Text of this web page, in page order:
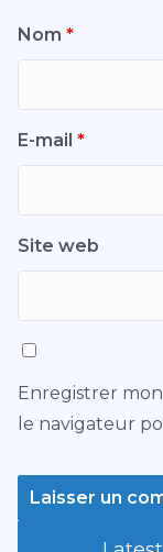
Nom *
E-mail *
Site web
Enregistrer
le navigateur